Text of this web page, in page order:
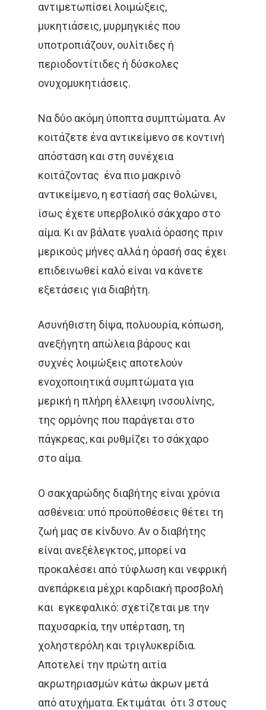
αντιμετωπίσει λοιμώξεις,
μυκητιάσεις, μυρμηγκιές που
υποτροπιάζουν, ουλίτιδες ή
περιοδοντίτιδες ή δύσκολες
ονυχομυκητιάσεις.
Να δύο ακόμη ύποπτα συμπτώματα. Αν
κοιτάζετε ένα αντικείμενο σε κοντινή
απόσταση και στη συνέχεια
κοιτάζοντας ένα πιο μακρινό
αντικείμενο, η εστίασή σας θολώνει,
ίσως έχετε υπερβολικό σάκχαρο στο
αίμα. Κι αν βάλατε γυαλιά όρασης πριν
μερικούς μήνες αλλά η όρασή σας έχει
επιδεινωθεί καλό είναι να κάνετε
εξετάσεις για διαβήτη.
Ασυνήθιστη δίψα, πολυουρία, κόπωση,
ανεξήγητη απώλεια βάρους και
συχνές λοιμώξεις αποτελούν
ενοχοποιητικά συμπτώματα για
μερική η πλήρη έλλειψη ινσουλίνης,
της ορμόνης που παράγεται στο
πάγκρεας, και ρυθμίζει το σάκχαρο
στο αίμα.
Ο σακχαρώδης διαβήτης είναι χρόνια
ασθένεια: υπό προϋποθέσεις θέτει τη
ζωή μας σε κίνδυνο. Αν ο διαβήτης
είναι ανεξέλεγκτος, μπορεί να
προκαλέσει από τύφλωση και νεφρική
ανεπάρκεια μέχρι καρδιακή προσβολή
και εγκεφαλικό: σχετίζεται με την
παχυσαρκία, την υπέρταση, τη
χοληστερόλη και τριγλυκερίδια.
Αποτελεί την πρώτη αιτία
ακρωτηριασμών κάτω άκρων μετά
από ατυχήματα. Εκτιμάται ότι 3 στους